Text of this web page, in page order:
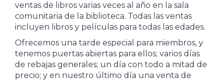
ventas de libros varias veces al año en la sala
comunitaria de la biblioteca. Todas las ventas
incluyen libros y películas para todas las edades.
Ofrecemos una tarde especial para miembros, y
tenemos puertas abiertas para ellos; varios días
de rebajas generales; un día con todo a mitad de
precio; y en nuestro último día una venta de